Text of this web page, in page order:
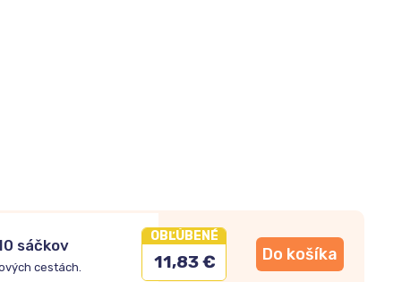
sáčkov
cestách.
OBĽÚBENÉ
11,83 € Do košíka